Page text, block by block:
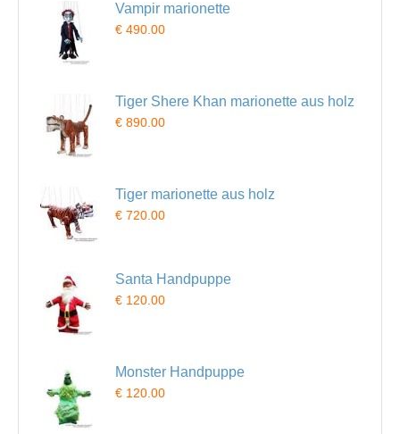
Vampir marionette
€ 490.00
Tiger Shere Khan marionette aus holz
€ 890.00
Tiger marionette aus holz
€ 720.00
Santa Handpuppe
€ 120.00
Monster Handpuppe
€ 120.00